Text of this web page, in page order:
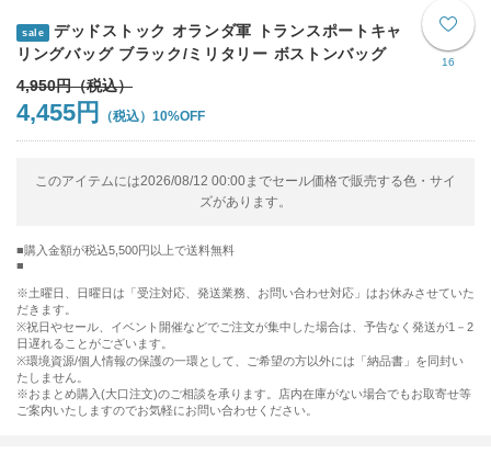
16
sale
デッドストック オランダ軍 トランスポートキャ
リングバッグ ブラック/ミリタリー ボストンバッグ
4,950円
4,455円 10%OFF
このアイテムには2026/08/12 00:00までセール価格で販売する色・サイ
ズがあります。
購入金額が税込5,500円以上で送料無料
※土曜日、日曜日は「受注対応、発送業務、お問い合わせ対応」はお休みさせていた
だきます。
※祝日やセール、イベント開催などでご注文が集中した場合は、予告なく発送が1－2
日遅れることがございます。
※環境資源/個人情報の保護の一環として、ご希望の方以外には「納品書」を同封い
たしません。
※おまとめ購入(大口注文)のご相談を承ります。店内在庫がない場合でもお取寄せ等
ご案内いたしますのでお気軽にお問い合わせください。